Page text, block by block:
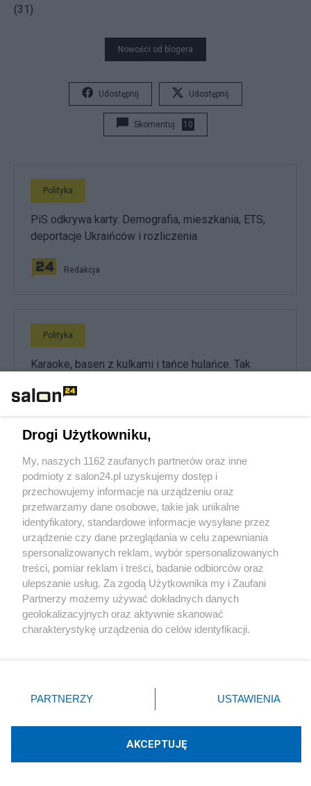
(31)
Nowości od blogera
Udostępnij Udostępnij
Skomentuj 10
Polityka
PiS odkrywa karty. Demografia, mieszkania, ETS,
deportacje Ukraińców i rozliczenia
Redakcja
Polityka
Karaoke, basen z kulkami i tańce hulańce. Tak
Polityka
Rok z Nawrockim. Głośne weta, sojusz z USA i
powrót do Trójmorza
Redakcja
Polityka
Redakcja
Drogi Użytkowniku,
My, naszych 1162 zaufanych partnerów oraz inne
podmioty z salon24.pl uzyskujemy dostęp i
przechowujemy informacje na urządzeniu oraz
przetwarzamy dane osobowe, takie jak unikalne
identyfikatory, standardowe informacje wysyłane przez
urządzenie czy dane przeglądania w celu zapewniania
spersonalizowanych reklam, wybór spersonalizowanych
treści, pomiar reklam i treści, badanie odbiorców oraz
ulepszanie usług. Za zgodą Użytkownika my i Zaufani
Partnerzy możemy używać dokładnych danych
geolokalizacyjnych oraz aktywnie skanować
charakterystykę urządzenia do celów identyfikacji.
zmienić/wycofać klikając przycisk ustawień prywatności
znajdujący się w lewym dolnym rogu strony
rodzaje przetwarzania danych nie wymagają zgody
użytkownika, ale masz prawo sprzeciwić się takiemu
PARTNERZY USTAWIENIA
AKCEPTUJĘ